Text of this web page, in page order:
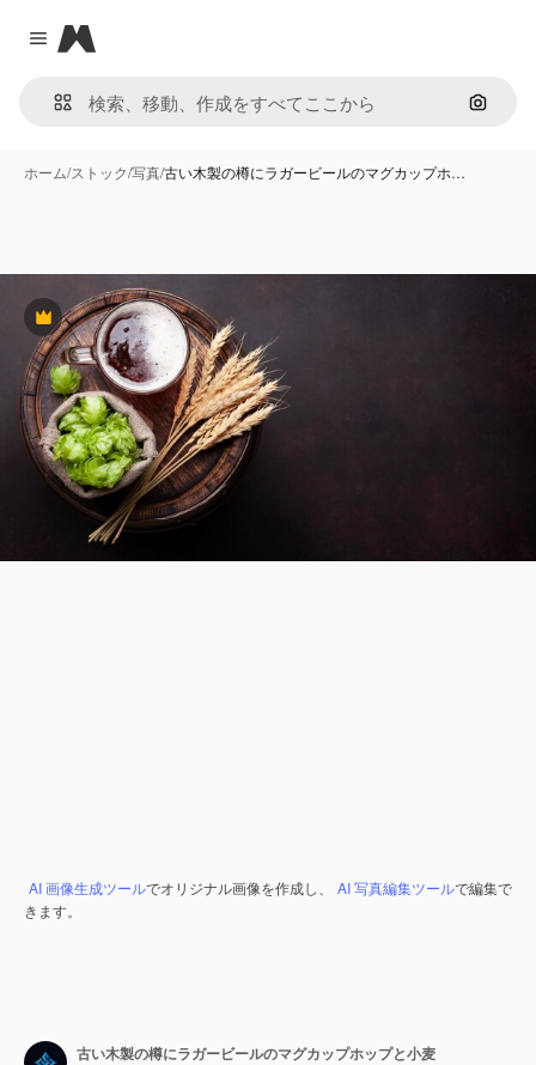
Close menu
Magnific
画像で
ホーム/ストック/写真/古い木製の樽にラガービールのマグカップホ…
Premium
AI 画像生成ツールでオリジナル画像を作成し、 AI 写真編集ツールで編集で
きます。
古い木製の樽にラガービールのマグカップホップと小麦